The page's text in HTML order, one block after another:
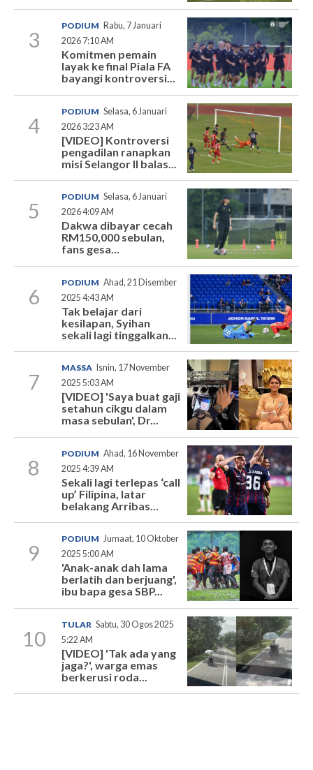
3
PODIUM Rabu, 7 Januari
2026 7:10 AM
Komitmen pemain
layak ke final Piala FA
bayangi kontroversi...
4
PODIUM Selasa, 6 Januari
2026 3:23 AM
[VIDEO] Kontroversi
pengadilan ranapkan
misi Selangor II balas...
5
PODIUM Selasa, 6 Januari
2026 4:09 AM
Dakwa dibayar cecah
RM150,000 sebulan,
fans gesa...
6
PODIUM Ahad, 21 Disember
2025 4:43 AM
Tak belajar dari
kesilapan, Syihan
sekali lagi tinggalkan...
7
MASSA
Isnin, 17 November
2025 5:03 AM
[VIDEO] 'Saya buat gaji
setahun cikgu dalam
masa sebulan', Dr...
8
PODIUM Ahad, 16 November
2025 4:39 AM
Sekali lagi terlepas ‘call
up’ Filipina, latar
belakang Arribas...
9
PODIUM Jumaat, 10 Oktober
2025 5:00 AM
'Anak-anak dah lama
berlatih dan berjuang',
ibu bapa gesa SBP...
10
TULAR Sabtu, 30 Ogos 2025
5:22 AM
[VIDEO] 'Tak ada yang
jaga?', warga emas
berkerusi roda...